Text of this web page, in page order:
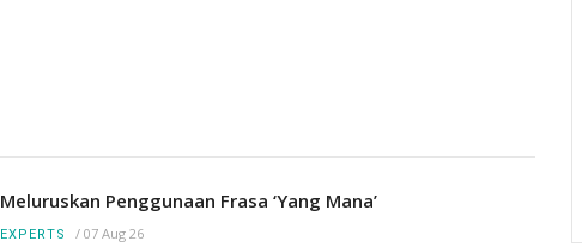
Meluruskan Penggunaan Frasa ‘Yang Mana’
EXPERTS / 07 Aug 26